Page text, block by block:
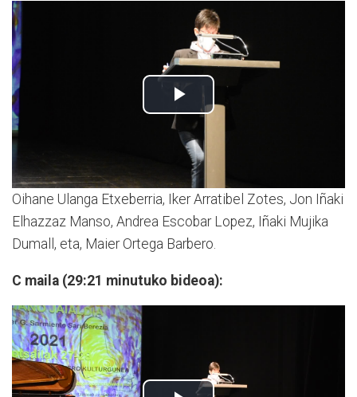
Oihane Ulanga Etxeberria, Iker Arratibel Zotes, Jon Iñaki
Elhazzaz Manso, Andrea Escobar Lopez, Iñaki Mujika
Dumall, eta, Maier Ortega Barbero.
C maila (29:21 minutuko bideoa):